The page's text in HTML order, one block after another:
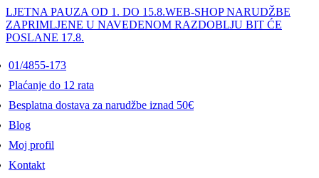
LJETNA PAUZA OD 1. DO 15.8.WEB-SHOP NARUDŽBE
ZAPRIMLJENE U NAVEDENOM RAZDOBLJU BIT ĆE
POSLANE 17.8.
01/4855-173
Plaćanje do 12 rata
Besplatna dostava za narudžbe iznad 50€
Blog
Moj profil
Kontakt